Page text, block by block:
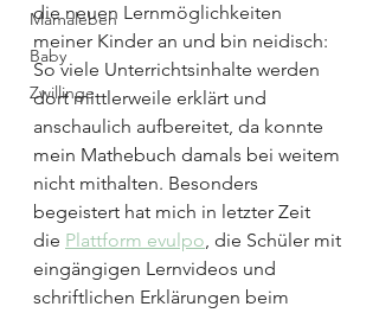
Mamaleben
Baby
Zwillinge
die neuen Lernmöglichkeiten
meiner Kinder an und bin neidisch:
So viele Unterrichtsinhalte werden
dort mittlerweile erklärt und
anschaulich aufbereitet, da konnte
mein Mathebuch damals bei weitem
nicht mithalten. Besonders
begeistert hat mich in letzter Zeit
die Plattform evulpo, die Schüler mit
eingängigen Lernvideos und
schriftlichen Erklärungen beim